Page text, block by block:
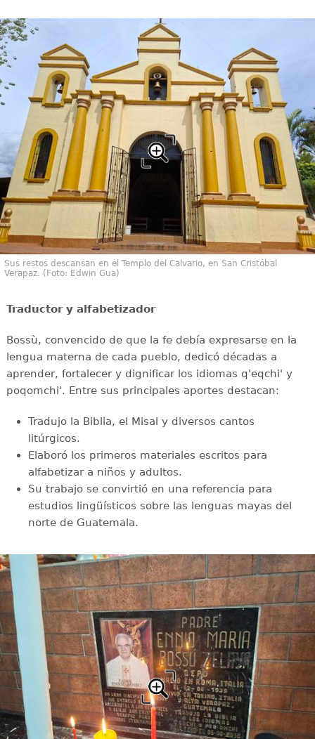
Sus restos descansan en el Templo del Calvario, en San Cristóbal
Verapaz. (Foto: Edwin Gua)
Traductor y alfabetizador
Bossù, convencido de que la fe debía expresarse en la
lengua materna de cada pueblo, dedicó décadas a
aprender, fortalecer y dignificar los idiomas q'eqchi' y
poqomchi'. Entre sus principales aportes destacan:
Tradujo la Biblia, el Misal y diversos cantos
litúrgicos.
Elaboró los primeros materiales escritos para
alfabetizar a niños y adultos.
Su trabajo se convirtió en una referencia para
estudios lingüísticos sobre las lenguas mayas del
norte de Guatemala.